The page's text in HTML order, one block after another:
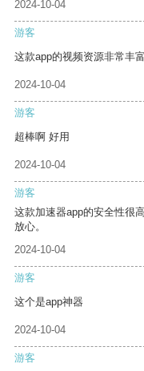
2024-10-04
游客
这款app的视频资源非常丰
2024-10-04
游客
超棒啊 好用
2024-10-04
游客
这款加速器app的安全性很
放心。
2024-10-04
游客
这个是app神器
2024-10-04
游客